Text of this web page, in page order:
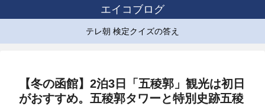
エイコブログ
テレ朝 検定クイズの答え
【冬の函館】2泊3日「五稜郭」観光は初日
がおすすめ。五稜郭タワーと特別史跡五稜